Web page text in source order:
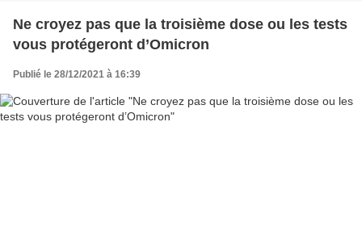
Ne croyez pas que la troisième dose ou les tests
vous protégeront d’Omicron
Publié le 28/12/2021 à 16:39